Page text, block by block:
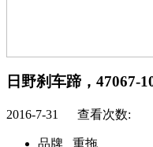
日野刹车蹄，47067-
2016-7-31 查看次数:
品牌 重拖